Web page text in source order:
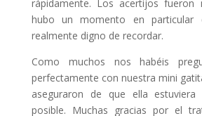
rápidamente. Los acertijos fueron
hubo un momento en particular
realmente digno de recordar.
Como muchos nos habéis
perfectamente con nuestra mini
aseguraron de que ella
posible. Muchas gracias por el